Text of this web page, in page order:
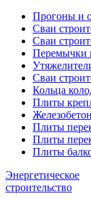
Прогоны и
Сваи
Сваи
Перемычки
Сваи
Кольца
Плиты
Плиты
Плиты
Плиты
Энергетическое
строительство